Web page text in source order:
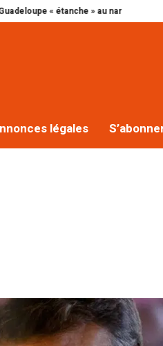
étanche » au narcotrafic ? Cap
légales